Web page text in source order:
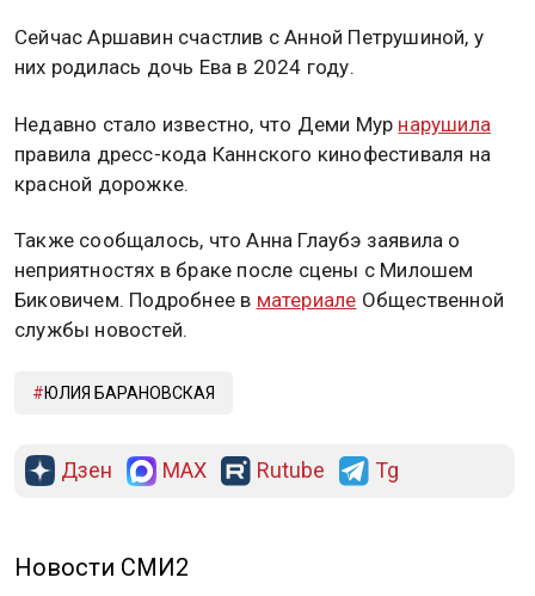
Сейчас Аршавин счастлив с Анной Петрушиной, у
них родилась дочь Ева в 2024 году.
Недавно стало известно, что Деми Мур нарушила
правила дресс-кода Каннского кинофестиваля на
красной дорожке.
Также сообщалось, что Анна Глаубэ заявила о
неприятностях в браке после сцены с Милошем
Биковичем. Подробнее в материале Общественной
службы новостей.
ЮЛИЯ БАРАНОВСКАЯ
Дзен MAX Rutube Tg
Новости СМИ2